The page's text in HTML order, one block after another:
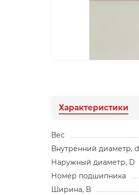
Характеристики
Вес
Внутренний диаметр, d
Наружный диаметр, D
Номер подшипника
Ширина, B